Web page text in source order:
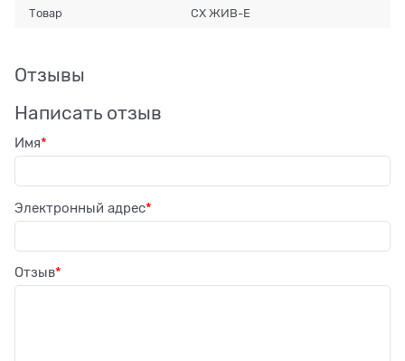
Товар СХ ЖИВ-Е
Отзывы
Написать отзыв
Имя
Электронный адрес
Отзыв